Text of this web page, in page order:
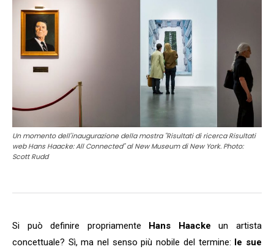
Un momento dell'inaugurazione della mostra "Risultati di ricerca Risultati
web Hans Haacke: All Connected" al New Museum di New York. Photo:
Scott Rudd
Si può definire propriamente Hans Haacke un artista
concettuale? Sì, ma nel senso più nobile del termine: le sue